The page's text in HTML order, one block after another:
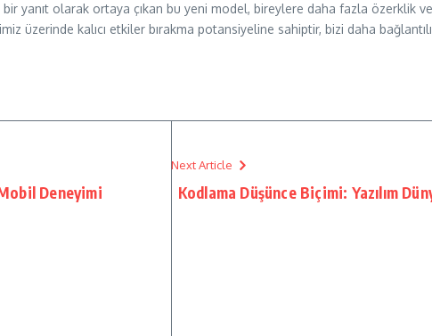
bir yanıt olarak ortaya çıkan bu yeni model, bireylere daha fazla özerklik
üzerinde kalıcı etkiler bırakma potansiyeline sahiptir, bizi daha
Deneyimi
Next Article
Kodlama Düşünce Biçimi: Yazılım